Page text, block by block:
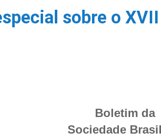
sobre o
Boletim da
Sociedade